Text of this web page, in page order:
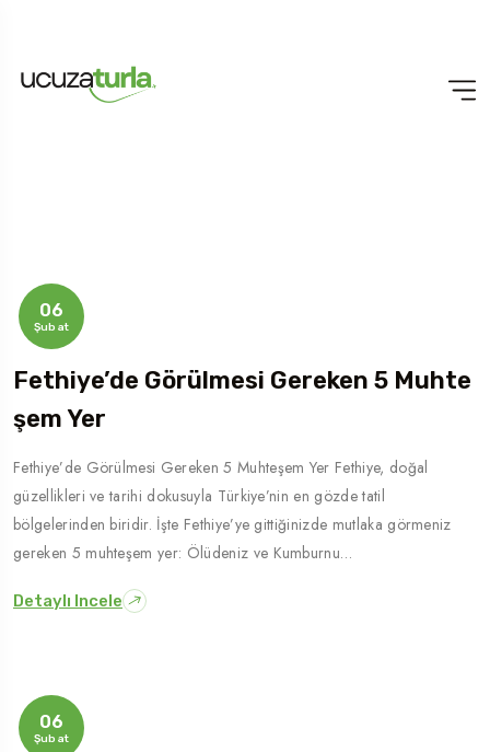
06
Şubat
Fethiye’de Görülmesi Gereken 5 Muhte
Şem Yer
Fethiye’de Görülmesi Gereken 5 Muhteşem Yer Fethiye, doğal
güzellikleri ve tarihi dokusuyla Türkiye’nin en gözde tatil
bölgelerinden biridir. İşte Fethiye’ye gittiğinizde mutlaka görmeniz
gereken 5 muhteşem yer: Ölüdeniz ve Kumburnu…
Detaylı Incele
06
Şubat